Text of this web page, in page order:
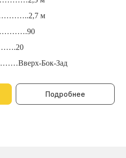
м
Бок-Зад
Подробнее